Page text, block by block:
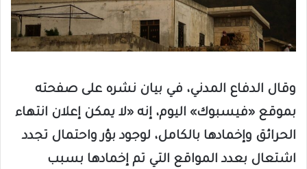
وقال الدفاع المدني، في بيان نشره على صفحته
بموقع «فيسبوك» اليوم، إنه «لا يمكن إعلان انتهاء
الحرائق وإخمادها بالكامل، لوجود بؤر واحتمال تجدد
اشتعال بعدد المواقع التي تم إخمادها بسبب